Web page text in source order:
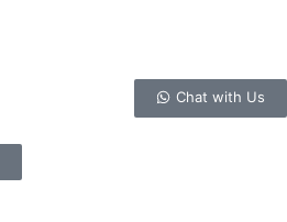
Chat with Us